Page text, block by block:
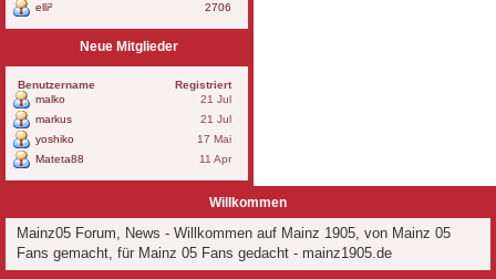
Willkommen
Mainz05 Forum, News - Willkommen auf Mainz 1905, von Mainz 05
Fans gemacht, für Mainz 05 Fans gedacht - mainz1905.de
elli²
2706
Neue Mitglieder
Benutzername
Registriert
malko
21 Jul
markus
21 Jul
yoshiko
17 Mai
Mateta88
11 Apr